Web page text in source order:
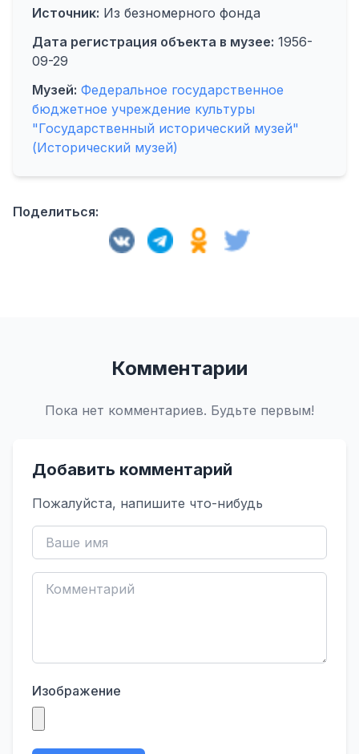
Источник: Из безномерного фонда
Дата регистрация объекта в музее: 1956-
09-29
Музей: Федеральное государственное
бюджетное учреждение культуры
"Государственный исторический музей"
(Исторический музей)
Поделиться:
Комментарии
Пока нет комментариев. Будьте первым!
Добавить комментарий
Пожалуйста, напишите что-нибудь
Изображение